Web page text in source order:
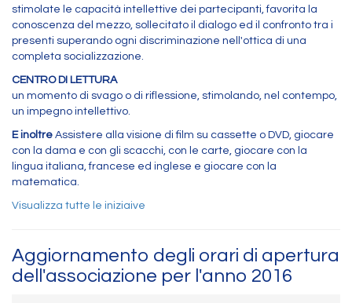
stimolate le capacità intellettive dei partecipanti, favorita la
conoscenza del mezzo, sollecitato il dialogo ed il confronto tra i
presenti superando ogni discriminazione nell'ottica di una
completa socializzazione.
CENTRO DI LETTURA
un momento di svago o di riflessione, stimolando, nel contempo,
un impegno intellettivo.
E inoltre Assistere alla visione di film su cassette o DVD, giocare
con la dama e con gli scacchi, con le carte, giocare con la
lingua italiana, francese ed inglese e giocare con la
matematica.
Visualizza tutte le iniziaive
Aggiornamento degli orari di apertura
dell'associazione per l'anno 2016